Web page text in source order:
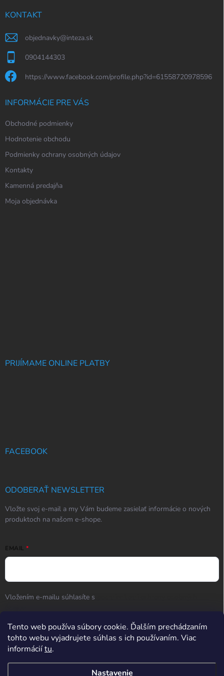
Tento web používa súbory cookie. Ďalším prechádzaním
tohto webu vyjadrujete súhlas s ich používaním. Viac
informáciítu.
Nastavenie
KONTAKT
objednavky@inteza.sk
0904144303
https://www.facebook.com/profile.php?id=61558720978596
INFORMÁCIE PRE VÁS
Obchodné podmienky
Hodnotenie obchodu
Podmienky ochrany osobných údajov
Kontakty
Kamenná predajňa
Moja objednávka
PRIJÍMAME ONLINE PLATBY
FACEBOOK
ODOBERAŤ NEWSLETTER
Vložte svoj e-mail a my Vám budeme zasielať informácie o nových
produktoch na našom e-shope.
EMAIL
Vložením e-mailu súhlasíte s
Prihlásiť sa
Hodnotenie obchodu